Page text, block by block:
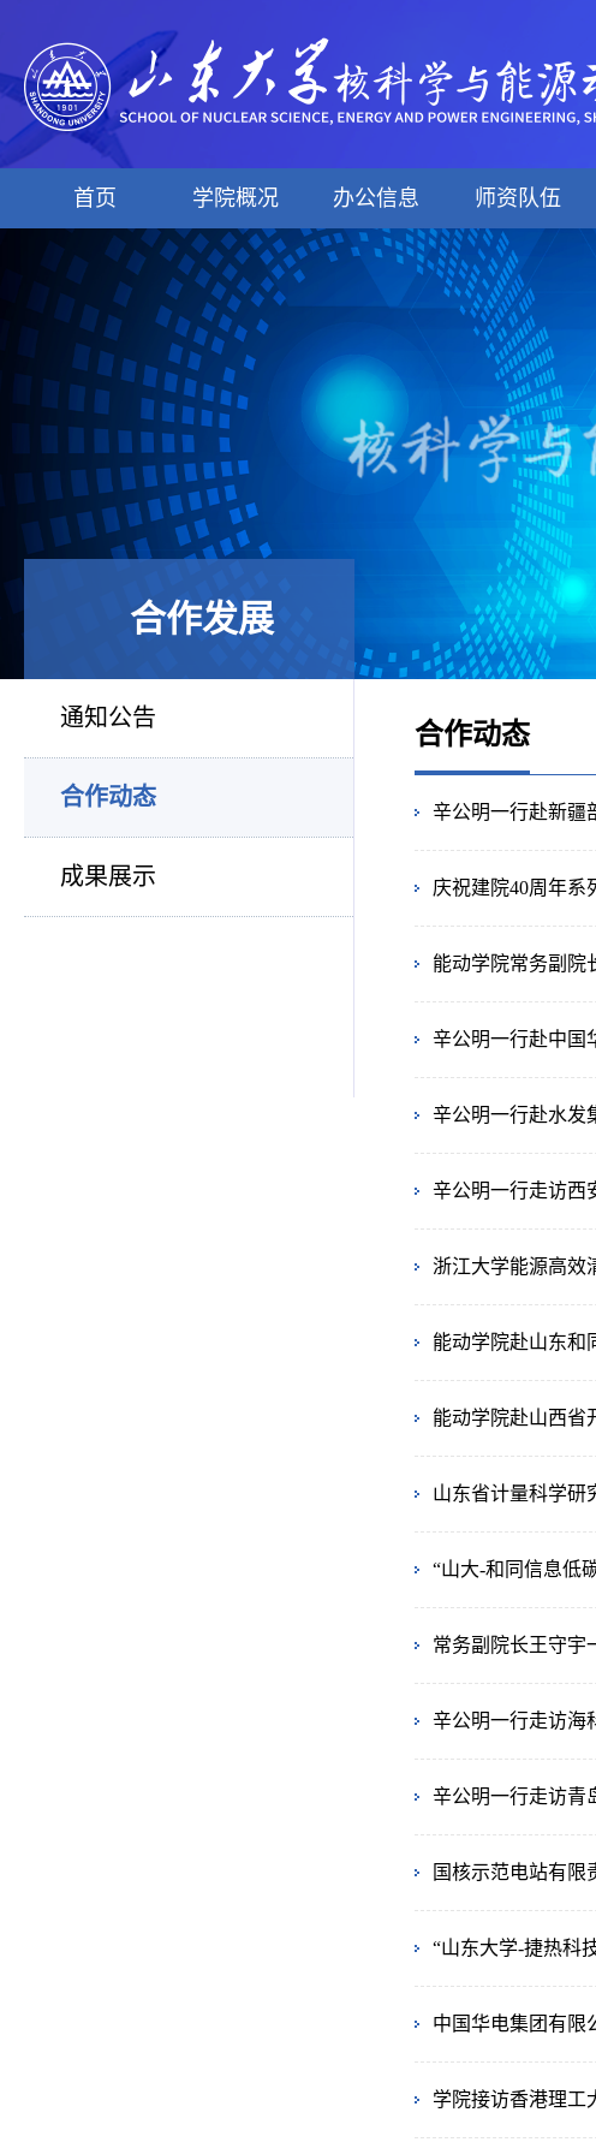
首页 学院概况 办公信息 师资队伍
合作发展
通知公告
合作动态
成果展示
合作动态
辛公明一行赴新疆
庆祝建院40周年
能动学院常务副院
辛公明一行赴中国
辛公明一行赴水发
辛公明一行走访西
浙江大学能源高效
能动学院赴山东和
能动学院赴山西省
山东省计量科学研
“山大-和同信息低
常务副院长王守宇
辛公明一行走访海
辛公明一行走访青
国核示范电站有限
“山东大学-捷热科
中国华电集团有限
学院接访香港理工